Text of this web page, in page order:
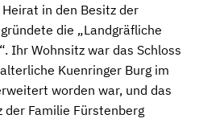
in den Besitz der
die „Landgräfliche
Ihr Wohnsitz war das Schloss
Kuenringer Burg im
worden war, und das
Familie Fürstenberg